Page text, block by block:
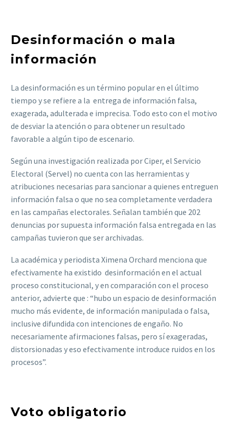
Desinformación o mala
información
La desinformación es un término popular en el último
tiempo y se refiere a la entrega de información falsa,
exagerada, adulterada e imprecisa. Todo esto con el motivo
de desviar la atención o para obtener un resultado
favorable a algún tipo de escenario.
Según una investigación realizada por Ciper, el Servicio
Electoral (Servel) no cuenta con las herramientas y
atribuciones necesarias para sancionar a quienes entreguen
información falsa o que no sea completamente verdadera
en las campañas electorales. Señalan también que 202
denuncias por supuesta información falsa entregada en las
campañas tuvieron que ser archivadas.
La académica y periodista Ximena Orchard menciona que
efectivamente ha existido desinformación en el actual
proceso constitucional, y en comparación con el proceso
anterior, advierte que : “hubo un espacio de desinformación
mucho más evidente, de información manipulada o falsa,
inclusive difundida con intenciones de engaño. No
necesariamente afirmaciones falsas, pero sí exageradas,
distorsionadas y eso efectivamente introduce ruidos en los
procesos”.
Voto obligatorio